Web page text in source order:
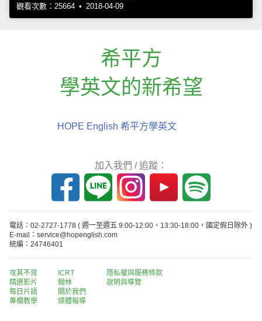
觀看次數：25664 • 2018-04-09
希平方
學英文的新希望
HOPE English 希平方學英文
加入我們 / 追蹤：
電話：02-2727-1778 ( 週一至週五 9:00-12:00、13:30-18:00，國定假日除外 )
E-mail：service@hopenglish.com
統編：24746401
攻其不背
精選影片
每日片語
專欄教學
ICRT
翰林
關於我們
媒體報導
隱私權與服務條款
說明與導覽